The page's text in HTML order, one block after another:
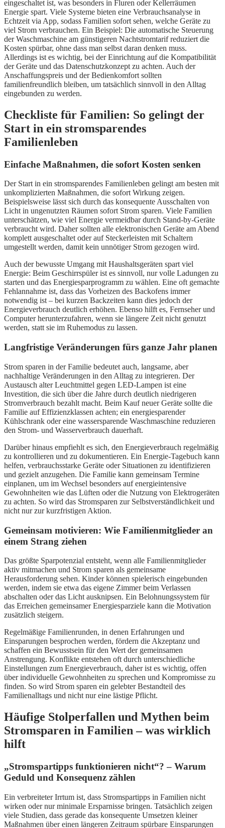
eingeschaltet ist, was besonders in Fluren oder Kellerräumen
Energie spart. Viele Systeme bieten eine Verbrauchsanalyse in
Echtzeit via App, sodass Familien sofort sehen, welche Geräte zu
viel Strom verbrauchen. Ein Beispiel: Die automatische Steuerung
der Waschmaschine am günstigeren Nachtstromtarif reduziert die
Kosten spürbar, ohne dass man selbst daran denken muss.
Allerdings ist es wichtig, bei der Einrichtung auf die Kompatibilität
der Geräte und das Datenschutzkonzept zu achten. Auch der
Anschaffungspreis und der Bedienkomfort sollten
familienfreundlich bleiben, um tatsächlich sinnvoll in den Alltag
eingebunden zu werden.
Checkliste für Familien: So gelingt der
Start in ein stromsparendes
Familienleben
Einfache Maßnahmen, die sofort Kosten senken
Der Start in ein stromsparendes Familienleben gelingt am besten mit
unkomplizierten Maßnahmen, die sofort Wirkung zeigen.
Beispielsweise lässt sich durch das konsequente Ausschalten von
Licht in ungenutzten Räumen sofort Strom sparen. Viele Familien
unterschätzen, wie viel Energie vermeidbar durch Stand-by-Geräte
verbraucht wird. Daher sollten alle elektronischen Geräte am Abend
komplett ausgeschaltet oder auf Steckerleisten mit Schaltern
umgestellt werden, damit kein unnötiger Strom gezogen wird.
Auch der bewusste Umgang mit Haushaltsgeräten spart viel
Energie: Beim Geschirrspüler ist es sinnvoll, nur volle Ladungen zu
starten und das Energiesparprogramm zu wählen. Eine oft gemachte
Fehlannahme ist, dass das Vorheizen des Backofens immer
notwendig ist – bei kurzen Backzeiten kann dies jedoch der
Energieverbrauch deutlich erhöhen. Ebenso hilft es, Fernseher und
Computer herunterzufahren, wenn sie längere Zeit nicht genutzt
werden, statt sie im Ruhemodus zu lassen.
Langfristige Veränderungen fürs ganze Jahr planen
Strom sparen in der Familie bedeutet auch, langsame, aber
nachhaltige Veränderungen in den Alltag zu integrieren. Der
Austausch alter Leuchtmittel gegen LED-Lampen ist eine
Investition, die sich über die Jahre durch deutlich niedrigeren
Stromverbrauch bezahlt macht. Beim Kauf neuer Geräte sollte die
Familie auf Effizienzklassen achten; ein energiesparender
Kühlschrank oder eine wassersparende Waschmaschine reduzieren
den Strom- und Wasserverbrauch dauerhaft.
Darüber hinaus empfiehlt es sich, den Energieverbrauch regelmäßig
zu kontrollieren und zu dokumentieren. Ein Energie-Tagebuch kann
helfen, verbrauchsstarke Geräte oder Situationen zu identifizieren
und gezielt anzugehen. Die Familie kann gemeinsam Termine
einplanen, um im Wechsel besonders auf energieintensive
Gewohnheiten wie das Lüften oder die Nutzung von Elektrogeräten
zu achten. So wird das Stromsparen zur Selbstverständlichkeit und
nicht nur zur kurzfristigen Aktion.
Gemeinsam motivieren: Wie Familienmitglieder an
einem Strang ziehen
Das größte Sparpotenzial entsteht, wenn alle Familienmitglieder
aktiv mitmachen und Strom sparen als gemeinsame
Herausforderung sehen. Kinder können spielerisch eingebunden
werden, indem sie etwa das eigene Zimmer beim Verlassen
abschalten oder das Licht ausknipsen. Ein Belohnungssystem für
das Erreichen gemeinsamer Energiesparziele kann die Motivation
zusätzlich steigern.
Regelmäßige Familienrunden, in denen Erfahrungen und
Einsparungen besprochen werden, fördern die Akzeptanz und
schaffen ein Bewusstsein für den Wert der gemeinsamen
Anstrengung. Konflikte entstehen oft durch unterschiedliche
Einstellungen zum Energieverbrauch, daher ist es wichtig, offen
über individuelle Gewohnheiten zu sprechen und Kompromisse zu
finden. So wird Strom sparen ein gelebter Bestandteil des
Familienalltags und nicht nur eine lästige Pflicht.
Häufige Stolperfallen und Mythen beim
Stromsparen in Familien – was wirklich
hilft
„Stromspartipps funktionieren nicht“? – Warum
Geduld und Konsequenz zählen
Ein verbreiteter Irrtum ist, dass Stromspartipps in Familien nicht
wirken oder nur minimale Ersparnisse bringen. Tatsächlich zeigen
viele Studien, dass gerade das konsequente Umsetzen kleiner
Maßnahmen über einen längeren Zeitraum spürbare Einsparungen